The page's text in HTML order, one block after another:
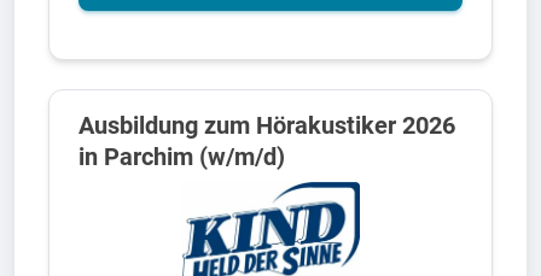
Ausbildung zum Hörakustiker 2026
in Parchim (w/m/d)